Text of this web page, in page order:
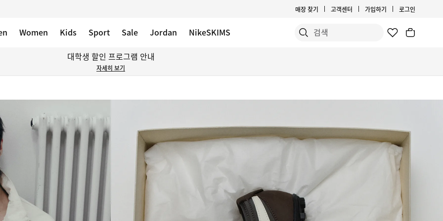
매장 찾기 고객센터 가입하기 로그인
Women Kids Sport Sale Jordan NikeSKIMS
대학생 할인 프로그램 안내
자세히 보기